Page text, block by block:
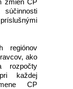
zmien CP
súčinnosti
regiónov
ako
rozpočty
každej
CP